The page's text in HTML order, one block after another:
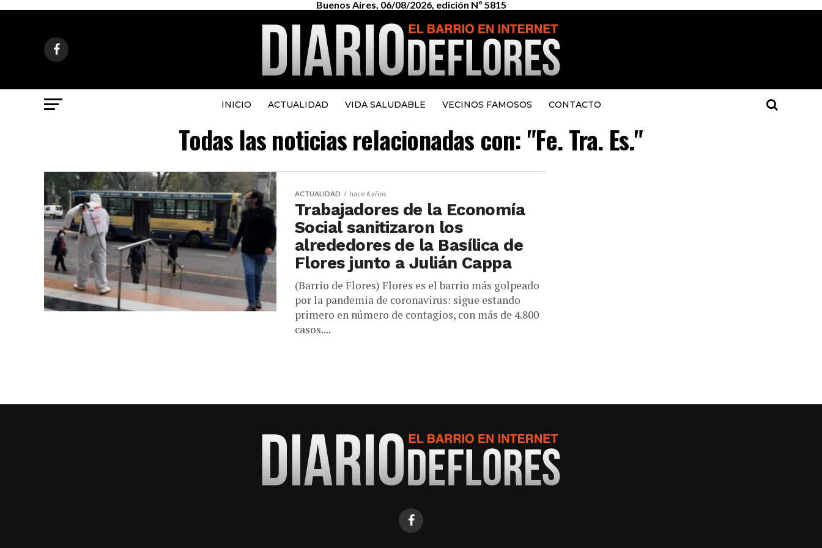
Buenos Aires, 06/08/2026, edición Nº 5815
INICIO ACTUALIDAD VIDA SALUDABLE VECINOS FAMOSOS CONTACTO
Todas las noticias relacionadas con: "Fe. Tra. Es."
ACTUALIDAD hace 6 años
Trabajadores de la Economía
Social sanitizaron los
alrededores de la Basílica de
Flores junto a Julián Cappa
(Barrio de Flores) Flores es el barrio más golpeado
por la pandemia de coronavirus: sigue estando
primero en número de contagios, con más de 4.800
casos....